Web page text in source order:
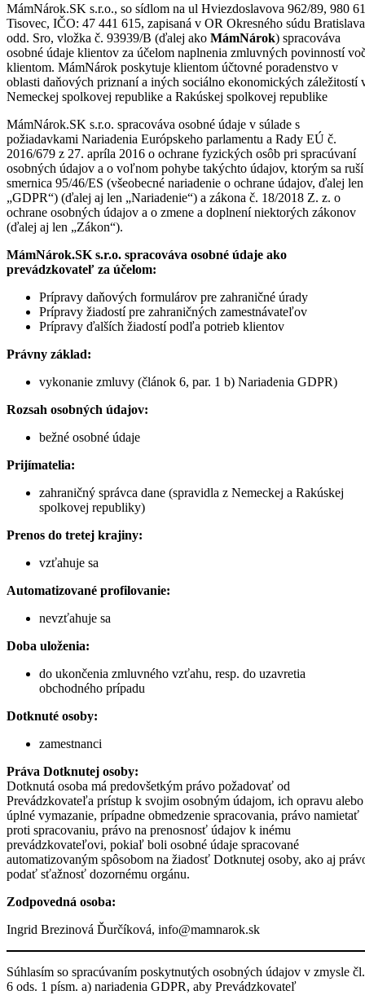
MámNárok.SK s.r.o., so sídlom na ul Hviezdoslavova 962/89, 980 61
Tisovec, IČO: 47 441 615, zapisaná v OR Okresného súdu
odd. Sro, vložka č. 93939/B (ďalej ako MámNárok) spracováva
osobné údaje klientov za účelom naplnenia zmluvných povinností
klientom. MámNárok poskytuje klientom účtovné poradenstvo v
oblasti daňových priznaní a iných sociálno ekonomických záležitostí
Nemeckej spolkovej republike a Rakúskej spolkovej republike
MámNárok.SK s.r.o. spracováva osobné údaje v súlade s
požiadavkami Nariadenia Európskeho parlamentu a Rady EÚ č.
2016/679 z 27. apríla 2016 o ochrane fyzických osôb pri spracúvaní
osobných údajov a o voľnom pohybe takýchto údajov, ktorým sa ruší
smernica 95/46/ES (všeobecné nariadenie o ochrane údajov, ďalej len
„GDPR“) (ďalej aj len „Nariadenie“) a zákona č. 18/2018 Z. z. o
ochrane osobných údajov a o zmene a doplnení niektorých zákonov
(ďalej aj len „Zákon“).
MámNárok.SK s.r.o. spracováva osobné údaje ako
prevádzkovateľ za účelom:
Prípravy daňových formulárov pre zahraničné úrady
Prípravy žiadostí pre zahraničných zamestnávateľov
Prípravy ďalších žiadostí podľa potrieb klientov
Právny základ:
vykonanie zmluvy (článok 6, par. 1 b) Nariadenia GDPR)
Rozsah osobných údajov:
bežné osobné údaje
Prijímatelia:
zahraničný správca dane (spravidla z Nemeckej a Rakúskej
spolkovej republiky)
Prenos do tretej krajiny:
vzťahuje sa
Automatizované profilovanie:
nevzťahuje sa
Doba uloženia:
do ukončenia zmluvného vzťahu, resp. do uzavretia
obchodného prípadu
Dotknuté osoby:
zamestnanci
Práva Dotknutej osoby:
Dotknutá osoba má predovšetkým právo požadovať od
Prevádzkovateľa prístup k svojim osobným údajom, ich opravu alebo
úplné vymazanie, prípadne obmedzenie spracovania, právo namietať
proti spracovaniu, právo na prenosnosť údajov k inému
prevádzkovateľovi, pokiaľ boli osobné údaje spracované
automatizovaným spôsobom na žiadosť Dotknutej osoby, ako aj
podať sťažnosť dozornému orgánu.
Zodpovedná osoba:
Ingrid Brezinová Ďurčíková, info@mamnarok.sk
Súhlasím so spracúvaním poskytnutých osobných údajov v zmysle čl.
6 ods. 1 písm. a) nariadenia GDPR, aby Prevádzkovateľ